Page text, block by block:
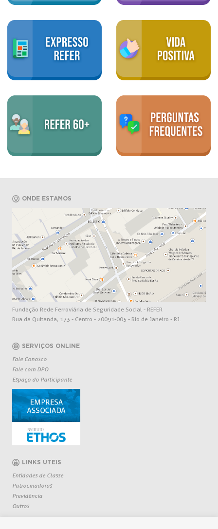
ONDE ESTAMOS
Fundação Rede Ferroviária de Seguridade Social - REFER
Rua da Quitanda, 173 - Centro - 20091-005 - Rio de Janeiro - RJ.
SERVIÇOS ONLINE
Fale Conosco
Fale com DPO
Espaço do Participante
LINKS UTEIS
Entidades de Classe
Patrocinadoras
Previdência
Outros